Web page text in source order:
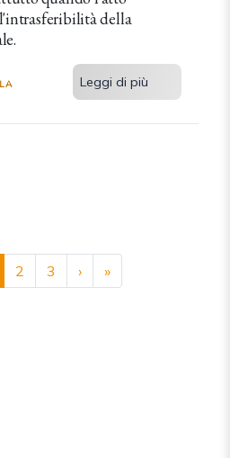
della
Leggi di più
2 3 › »